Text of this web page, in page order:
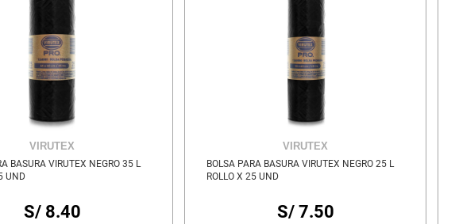
VIRUTEX
BASURA VIRUTEX NEGRO 35 L
UND
S/ 8.40
VIRUTEX
BOLSA PARA BASURA VIRUTEX NEGRO 25 L
ROLLO X 25 UND
S/ 7.50